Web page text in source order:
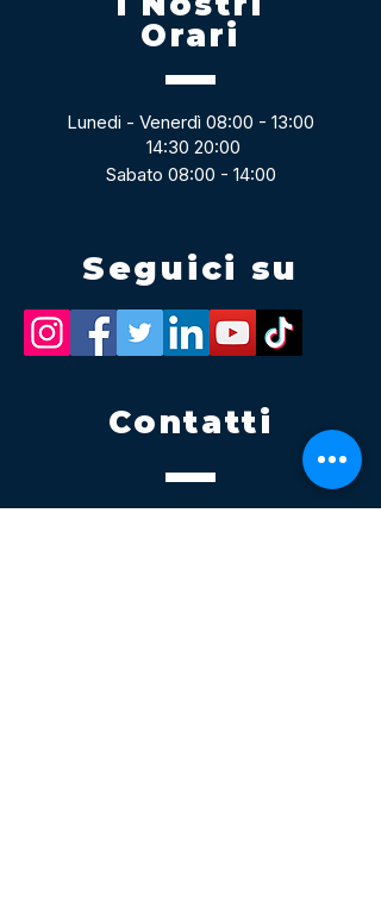
Orari
Lunedi - Venerdì 08:00 - 13:00
14:30 20:00
Sabato 08:00 - 14:00
Seguici su
Contatti